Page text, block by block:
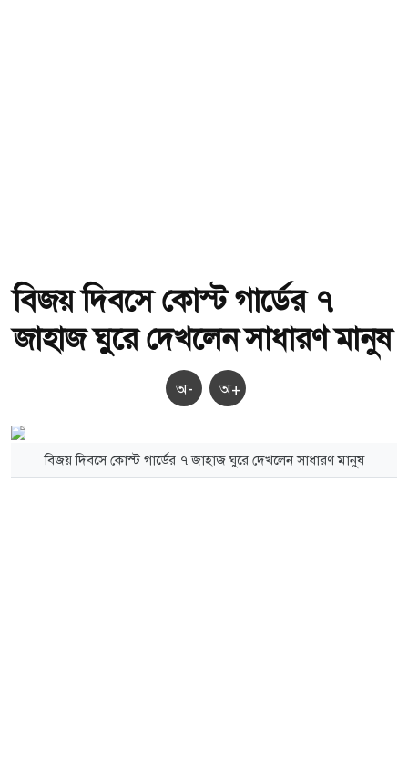
বিজয় দিবসে কোস্ট গার্ডের ৭
জাহাজ ঘুরে দেখলেন সাধারণ মানুষ
অ- অ+
বিজয় দিবসে কোস্ট গার্ডের ৭ জাহাজ ঘুরে দেখলেন সাধারণ মানুষ